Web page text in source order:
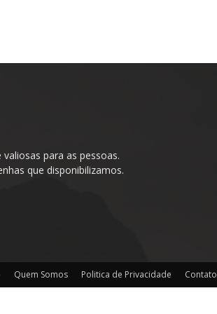
para as pessoas.
que disponibilizamos.
Quem Somos Politica de Privacidade Contato